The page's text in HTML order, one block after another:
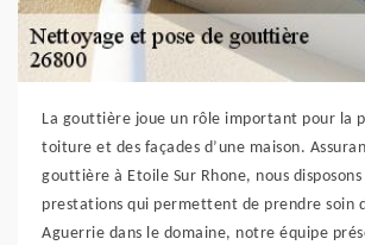
La gouttière joue un rôle important pour la
toiture et des façades d’une maison.
gouttière à Etoile Sur Rhone, nous disposons
prestations qui permettent de prendre soin
Aguerrie dans le domaine, notre équipe